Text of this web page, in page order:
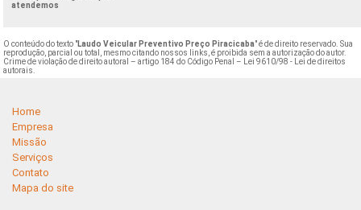
atendemos
O conteúdo do texto "Laudo Veicular Preventivo Preço Piracicaba" é de direito reservado. Sua
reprodução, parcial ou total, mesmo citando nossos links, é proibida sem a autorização do autor.
Crime de violação de direito autoral – artigo 184 do Código Penal –
Lei 9610/98 - Lei de direitos
autorais
Home
Empresa
Missão
Serviços
Contato
Mapa do site